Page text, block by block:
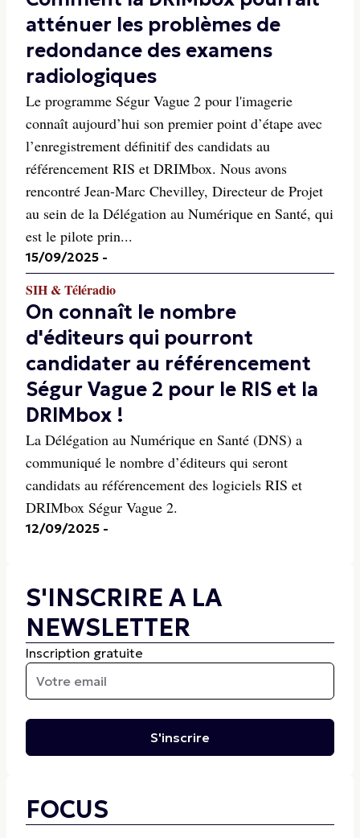
atténuer les problèmes de
redondance des examens
radiologiques
Le programme Ségur Vague 2 pour l'imagerie
connaît aujourd’hui son premier point d’étape avec
l’enregistrement définitif des candidats au
référencement RIS et DRIMbox. Nous avons
rencontré Jean-Marc Chevilley, Directeur de Projet
au sein de la Délégation au Numérique en Santé, qui
est le pilote prin...
15/09/2025 -
SIH & Téléradio
On connaît le nombre
d'éditeurs qui pourront
candidater au référencement
Ségur Vague 2 pour le RIS et la
DRIMbox !
La Délégation au Numérique en Santé (DNS) a
communiqué le nombre d’éditeurs qui seront
candidats au référencement des logiciels RIS et
DRIMbox Ségur Vague 2.
12/09/2025 -
S'INSCRIRE A LA
NEWSLETTER
Inscription gratuite
S'inscrire
FOCUS